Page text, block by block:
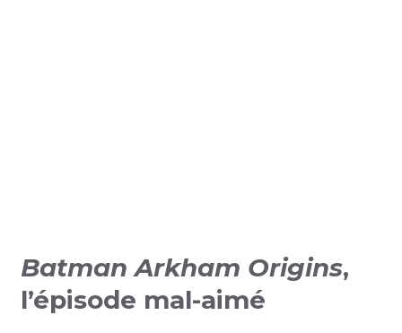
Batman Arkham Origins,
l’épisode mal-aimé